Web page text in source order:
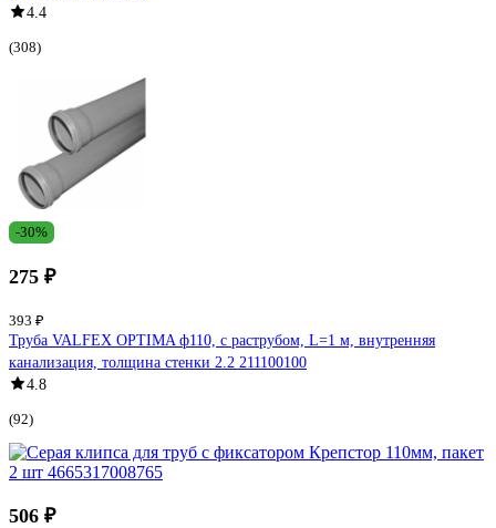
4.4
(308)
-30%
275 ₽
393 ₽
Труба VALFEX OPTIMA ф110, с раструбом, L=1 м, внутренняя
канализация, толщина стенки 2.2 211100100
4.8
(92)
506 ₽